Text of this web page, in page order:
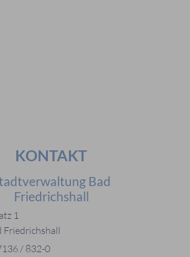
KONTAKT
Bad
Friedrichshall
1
Friedrichshall
/ 832-0